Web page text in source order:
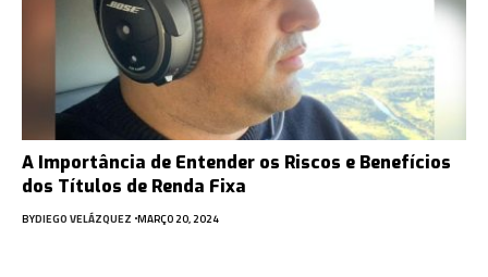
A Importância de Entender os Riscos e Benefícios
dos Títulos de Renda Fixa
BYDIEGO VELÁZQUEZ MARÇO 20, 2024